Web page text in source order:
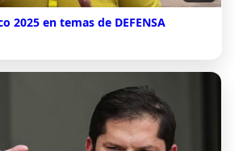
2025 en temas de DEFENSA